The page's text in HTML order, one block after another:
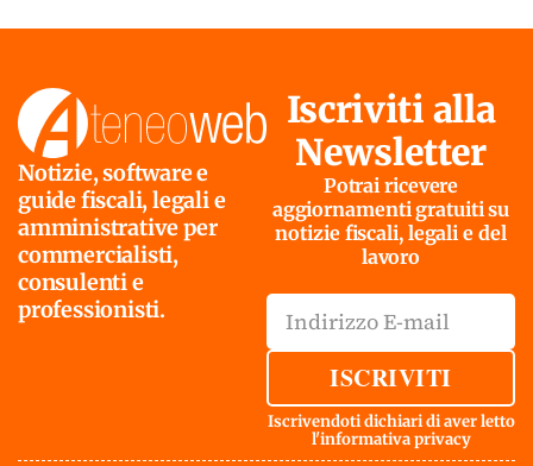
Notizie, software e
guide fiscali, legali e
amministrative per
commercialisti,
consulenti e
professionisti.
Iscriviti alla
Newsletter
Potrai ricevere
aggiornamenti gratuiti su
notizie fiscali, legali e del
lavoro
ISCRIVITI
Iscrivendoti dichiari di aver letto
l'informativa privacy